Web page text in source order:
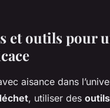
et outils pour
aisance dans
, utiliser des